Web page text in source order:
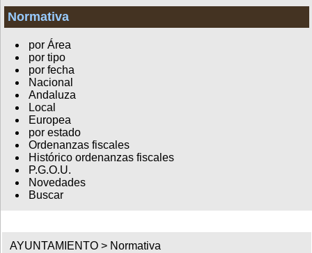
Normativa
por Área
por tipo
por fecha
Nacional
Andaluza
Local
Europea
por estado
Ordenanzas fiscales
Histórico ordenanzas fiscales
P.G.O.U.
Novedades
Buscar
AYUNTAMIENTO > Normativa